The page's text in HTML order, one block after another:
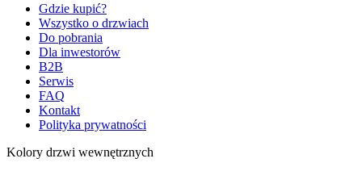
Gdzie kupić?
Wszystko o drzwiach
Do pobrania
Dla inwestorów
B2B
Serwis
FAQ
Kontakt
Polityka prywatności
Kolory drzwi wewnętrznych